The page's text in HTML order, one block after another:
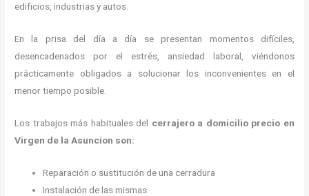
edificios, industrias y autos.
En la prisa del día a día se presentan momentos difíciles,
desencadenados por el estrés, ansiedad laboral, viéndonos
prácticamente obligados a solucionar los inconvenientes en el
menor tiempo posible.
Los trabajos más habituales del cerrajero a domicilio precio en
Virgen de la Asuncion son:
Reparación o sustitución de una cerradura
Instalación de las mismas